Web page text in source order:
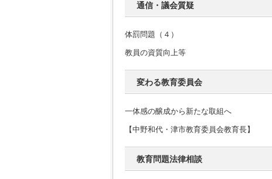
通信・議会質疑
体罰問題（４）
教員の資質向上等
変わる教育委員会
一体感の醸成から新たな取組へ
【中野和代・津市教育委員会教育長】
教育問題法律相談